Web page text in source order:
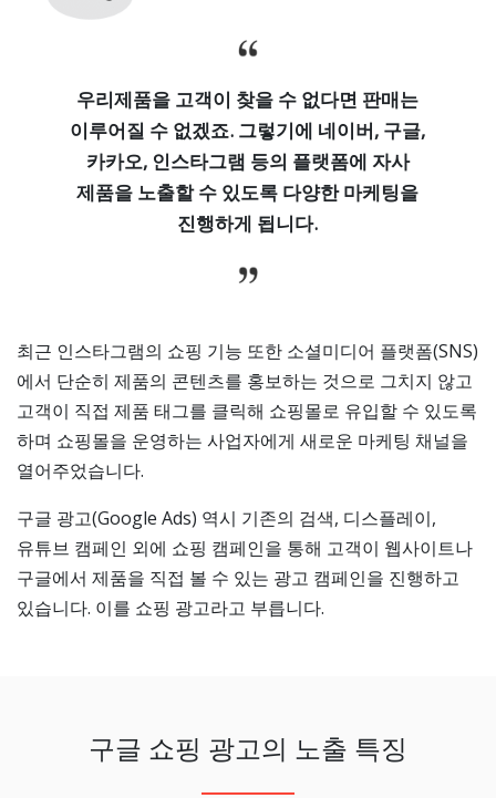
우리제품을 고객이 찾을 수 없다면 판매는
이루어질 수 없겠죠. 그렇기에 네이버, 구글,
카카오, 인스타그램 등의 플랫폼에 자사
제품을 노출할 수 있도록 다양한 마케팅을
진행하게 됩니다.
최근 인스타그램의 쇼핑 기능 또한 소셜미디어 플랫폼(SNS)
에서 단순히 제품의 콘텐츠를 홍보하는 것으로 그치지 않고
고객이 직접 제품 태그를 클릭해 쇼핑몰로 유입할 수 있도록
하며 쇼핑몰을 운영하는 사업자에게 새로운 마케팅 채널을
열어주었습니다.
구글 광고(Google Ads) 역시 기존의 검색, 디스플레이,
유튜브 캠페인 외에 쇼핑 캠페인을 통해 고객이 웹사이트나
구글에서 제품을 직접 볼 수 있는 광고 캠페인을 진행하고
있습니다. 이를 쇼핑 광고라고 부릅니다.
구글 쇼핑 광고의 노출 특징